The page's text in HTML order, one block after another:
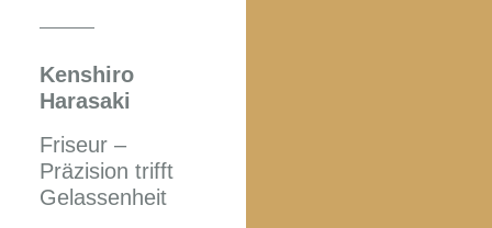
Kenshiro
Harasaki
Friseur –
Präzision trifft
Gelassenheit